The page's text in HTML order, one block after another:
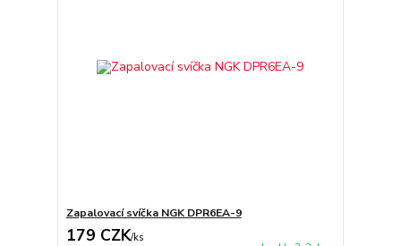
Zapalovací svíčka NGK DPR6EA-9
179 CZK/ks